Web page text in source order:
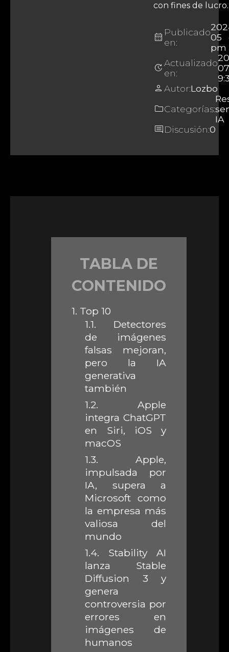
con fines de lucro.
calendar_month Publicado
en:
05
pm
updateActualizado
en:
person Autor:Lozbo
folderCategorías:
IA
commentDiscusión:0
TABLA DE
CONTENIDO
1. Top 10
1.1. Detectores
de imágenes
falsas mejoran,
pero la IA
generativa
también
1.2. Apple
integra ChatGPT
en Siri, iOS y
macOS
1.3. Apple,
impulsada por
IA, supera a
Microsoft como
la empresa más
valiosa del
mundo
1.4. Stability AI
lanza Stable
Diffusion 3 y
genera
controversia por
errores en
imágenes de
humanos